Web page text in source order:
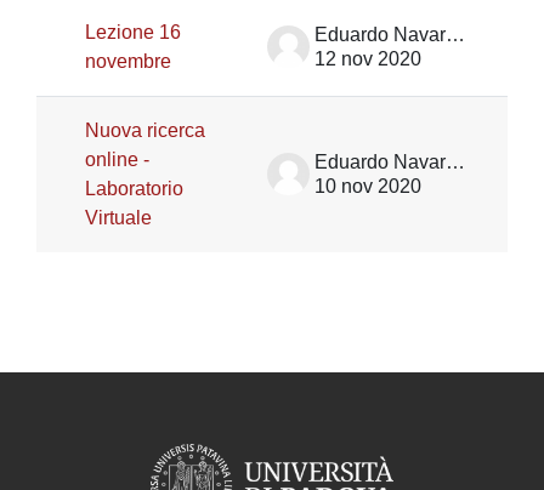
Lezione 16
novembre
Eduardo Navarrete Sanchez
12 nov 2020
Nuova ricerca
online -
Laboratorio
Virtuale
Eduardo Navarrete Sanchez
10 nov 2020